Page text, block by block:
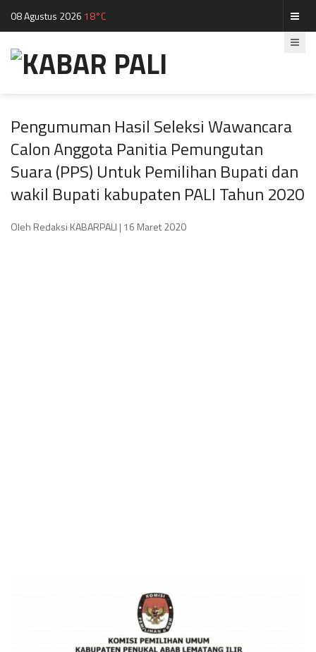
08 Agustus 2026 18°C
Pengumuman Hasil Seleksi Wawancara
Calon Anggota Panitia Pemungutan
Suara (PPS) Untuk Pemilihan Bupati dan
wakil Bupati kabupaten PALI Tahun 2020
Oleh Redaksi KABARPALI | 16 Maret 2020